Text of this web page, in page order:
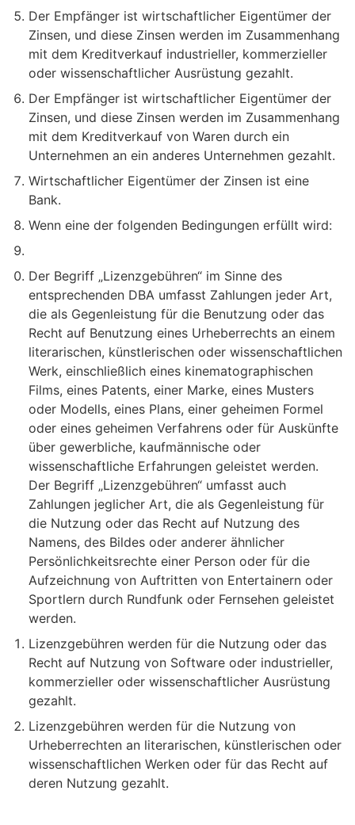
Der Empfänger ist wirtschaftlicher Eigentümer der
Zinsen, und diese Zinsen werden im Zusammenhang
mit dem Kreditverkauf industrieller, kommerzieller
oder wissenschaftlicher Ausrüstung gezahlt.
Der Empfänger ist wirtschaftlicher Eigentümer der
Zinsen, und diese Zinsen werden im Zusammenhang
mit dem Kreditverkauf von Waren durch ein
Unternehmen an ein anderes Unternehmen gezahlt.
Wirtschaftlicher Eigentümer der Zinsen ist eine
Bank.
Wenn eine der folgenden Bedingungen erfüllt wird:
Der Begriff „Lizenzgebühren“ im Sinne des
entsprechenden DBA umfasst Zahlungen jeder Art,
die als Gegenleistung für die Benutzung oder das
Recht auf Benutzung eines Urheberrechts an einem
literarischen, künstlerischen oder wissenschaftlichen
Werk, einschließlich eines kinematographischen
Films, eines Patents, einer Marke, eines Musters
oder Modells, eines Plans, einer geheimen Formel
oder eines geheimen Verfahrens oder für Auskünfte
über gewerbliche, kaufmännische oder
wissenschaftliche Erfahrungen geleistet werden.
Der Begriff „Lizenzgebühren“ umfasst auch
Zahlungen jeglicher Art, die als Gegenleistung für
die Nutzung oder das Recht auf Nutzung des
Namens, des Bildes oder anderer ähnlicher
Persönlichkeitsrechte einer Person oder für die
Aufzeichnung von Auftritten von Entertainern oder
Sportlern durch Rundfunk oder Fernsehen geleistet
werden.
Lizenzgebühren werden für die Nutzung oder das
Recht auf Nutzung von Software oder industrieller,
kommerzieller oder wissenschaftlicher Ausrüstung
gezahlt.
Lizenzgebühren werden für die Nutzung von
Urheberrechten an literarischen, künstlerischen oder
wissenschaftlichen Werken oder für das Recht auf
deren Nutzung gezahlt.